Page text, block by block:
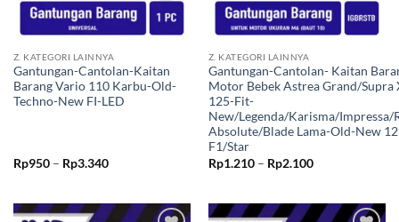
Z. KATEGORI LAINNYA
Gantungan-Cantolan-Kaitan
Barang Vario 110 Karbu-Old-
Techno-New FI-LED
Rp950 – Rp3.340Rentang
Rp3.340
Z. KATEGORI LAINNYA
Gantungan-Cantolan- Kaitan
Motor Bebek Astrea Grand/Supra
125-Fit-
New/Legenda/Karisma/Impressa/
Absolute/Blade Lama-Old-New
F1/Star
Rp1.210 – Rp2.100Rentang
Rp2.100